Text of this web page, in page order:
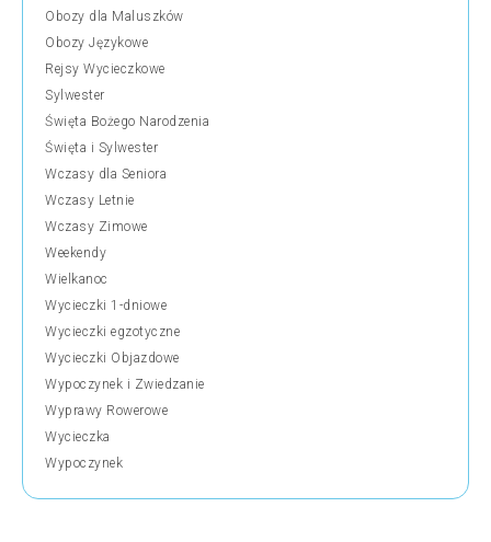
Obozy dla Maluszków
Obozy Językowe
Rejsy Wycieczkowe
Sylwester
Święta Bożego Narodzenia
Święta i Sylwester
Wczasy dla Seniora
Wczasy Letnie
Wczasy Zimowe
Weekendy
Wielkanoc
Wycieczki 1-dniowe
Wycieczki egzotyczne
Wycieczki Objazdowe
Wypoczynek i Zwiedzanie
Wyprawy Rowerowe
Wycieczka
Wypoczynek